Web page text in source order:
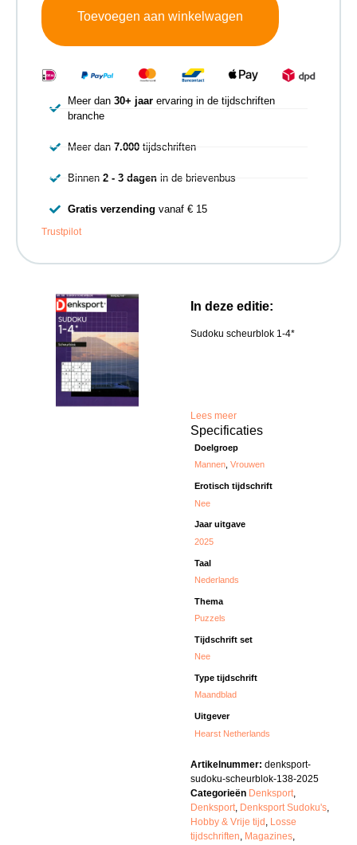
In deze editie:
Sudoku scheurblok 1-4*
Lees meer
Specificaties
Doelgroep
Mannen,Vrouwen
Erotisch tijdschrift
Nee
Jaar uitgave
2025
Taal
Nederlands
Thema
Puzzels
Tijdschrift set
Nee
Type tijdschrift
Maandblad
Uitgever
Hearst Netherlands
Artikelnummer: denksport-
sudoku-scheurblok-138-2025
Categorieën Denksport,
Denksport, Denksport Sudoku's,
Hobby & Vrije tijd , Losse
tijdschriften, Magazines,
Toevoegen aan winkelwagen
Meer dan 30+ jaarervaring in de tijdschriften
branche
Meer dan 7.000tijdschriften
Binnen 2 - 3 dagenin de brievenbus
Gratis verzending vanaf € 15
Trustpilot